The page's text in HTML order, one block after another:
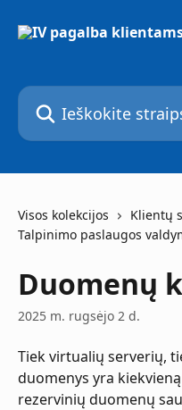
Ieškokite straipsnių...
Visos kolekcijos
Klientų
Talpinimo paslaugos
Duomenų
2025 m. rugsėjo 2 d.
Tiek virtualių serverių,
duomenys yra
rezervinių duomenų